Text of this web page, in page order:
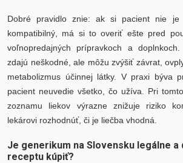
Dobré pravidlo znie: ak si pacient nie
kompatibilný, má si to overiť ešte pred
voľnopredajných prípravkoch a
zdajú neškodné, ale môžu zvýšiť závrat,
metabolizmus účinnej látky. V praxi býva
pacient neuvedie všetko, čo užíva. Pri
zoznamu liekov výrazne znižuje riziko
lekárovi rozhodnúť, či je liečba vhodná.
Je generikum na Slovensku legálne a
receptu kúpiť?